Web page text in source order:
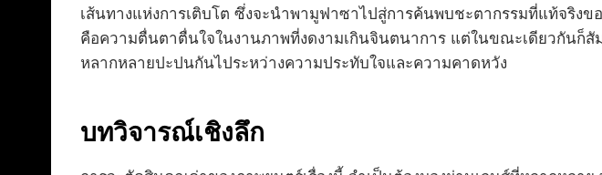
เส้นทางแห่งการเติบโต ซึ่งจะนำพามูฟาซาไปสู่การค้นพบชะตากรรมที่แท้จริงข
คือความตื่นตาตื่นใจในงานภาพที่งดงามเกินจินตนาการ แต่ในขณะเดียวกันก็สั
หลากหลายปะปนกันไประหว่างความประทับใจและความคาดหวัง
บทวิจารณ์เชิงลึก